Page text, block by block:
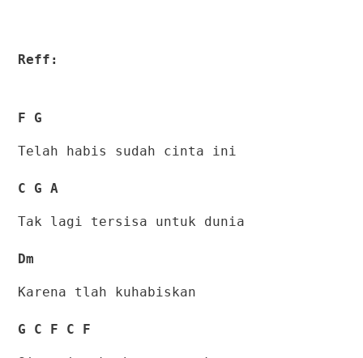
Reff:
F G
Telah habis sudah cinta ini
C G A
Tak lagi tersisa untuk dunia
Dm
Karena tlah kuhabiskan
G C F C F